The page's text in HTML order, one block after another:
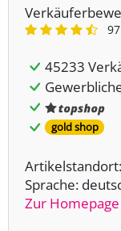
45233
gold shop
Sprache:
Zur